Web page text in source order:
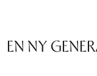
EN NY